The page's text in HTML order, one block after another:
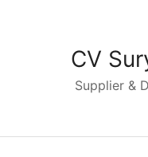
CV
Supplier &